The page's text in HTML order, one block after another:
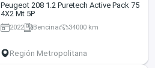
Peugeot 208 1.2 Puretech Active Pack 75
4X2 Mt 5P
2022 Bencina 34000 km
Región Metropolitana